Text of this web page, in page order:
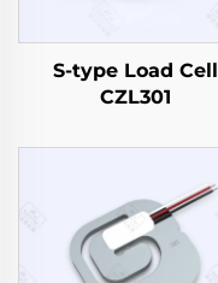
S-type Load Cell
CZL301